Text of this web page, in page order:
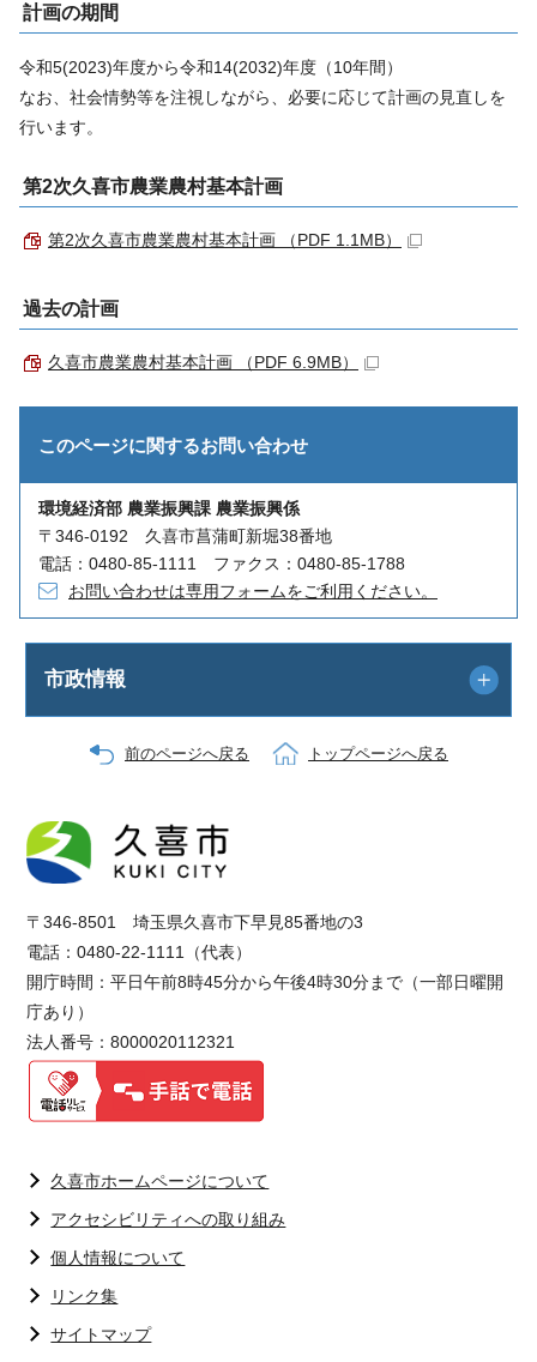
計画の期間
令和5(2023)年度から令和14(2032)年度（10年間）
なお、社会情勢等を注視しながら、必要に応じて計画の見直しを
行います。
第2次久喜市農業農村基本計画
第2次久喜市農業農村基本計画 （PDF 1.1MB）
過去の計画
久喜市農業農村基本計画 （PDF 6.9MB）
このページに関するお問い合わせ
環境経済部 農業振興課 農業振興係
〒346-0192 久喜市菖蒲町新堀38番地
電話：0480-85-1111 ファクス：0480-85-1788
お問い合わせは専用フォームをご利用ください。
市政情報
前のページへ戻る トップページへ戻る
〒346-8501 埼玉県久喜市下早見85番地の3
電話：0480-22-1111（代表）
開庁時間：平日午前8時45分から午後4時30分まで（一部日曜開
庁あり）
法人番号：8000020112321
久喜市ホームページについて
アクセシビリティへの取り組み
個人情報について
リンク集
サイトマップ